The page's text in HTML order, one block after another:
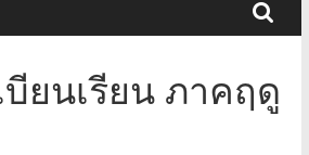
บียนเรียน ภาคฤดู